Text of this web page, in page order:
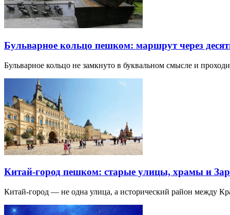
Бульварное кольцо пешком: маршрут через
Бульварное кольцо не замкнуто в буквальном смысле и
Китай-город пешком: старые улицы, храмы и
Китай-город — не одна улица, а исторический район между